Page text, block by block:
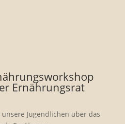
Ernäh­rungsrat
Jugend­li­chen über das